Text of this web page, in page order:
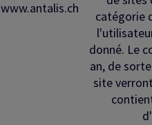
www.antalis.ch
catégorie
donné. Le
an, de
site